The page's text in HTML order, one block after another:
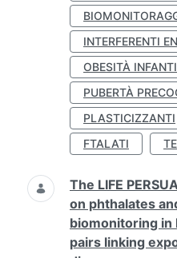
INTERFERENTI
OBESITÀ
PUBERTÀ
PLASTICIZZANTI
FTALATI
The LIFE
on phthalates
biomonitoring in
pairs linking